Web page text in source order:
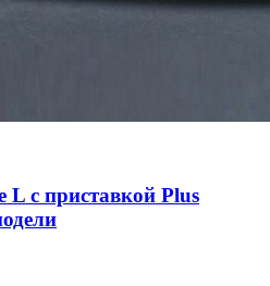
с приставкой Plus